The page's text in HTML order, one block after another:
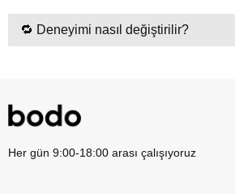
🔁 Deneyimi nasıl değiştirilir?
Her gün 9:00-18:00 arası çalışıyoruz